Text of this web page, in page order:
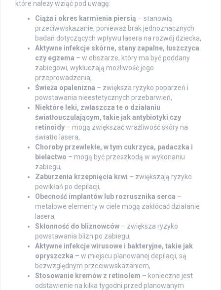
które należy wziąć pod uwagę:
Ciąża i okres karmienia piersią – stanowią
przeciwwskazanie, ponieważ brak jednoznacznych
badań dotyczących wpływu lasera na rozwój dziecka,
Aktywne infekcje skórne, stany zapalne, łuszczyca
czy egzema – w obszarze, który ma być poddany
zabiegowi, wykluczają możliwość jego
przeprowadzenia,
Świeża opalenizna – zwiększa ryzyko poparzeń i
powstawania nieestetycznych przebarwień,
Niektóre leki, zwłaszcza te o działaniu
światłouczulającym, takie jak antybiotyki czy
retinoidy – mogą zwiększać wrażliwość skóry na
światło lasera,
Choroby przewlekłe, w tym cukrzyca, padaczka i
bielactwo – mogą być przeszkodą w wykonaniu
zabiegu,
Zaburzenia krzepnięcia krwi – zwiększają ryzyko
powikłań po depilacji,
Obecność implantów lub rozrusznika serca –
metalowe elementy w ciele mogą zakłócać działanie
lasera,
Skłonność do bliznowców – zwiększa ryzyko
powstawania blizn po zabiegu,
Aktywne infekcje wirusowe i bakteryjne, takie jak
opryszczka – w miejscu planowanej depilacji, są
bezwzględnym przeciwwskazaniem,
Stosowanie kremów z retinolem – konieczne jest
odstawienie na kilka tygodni przed planowanym